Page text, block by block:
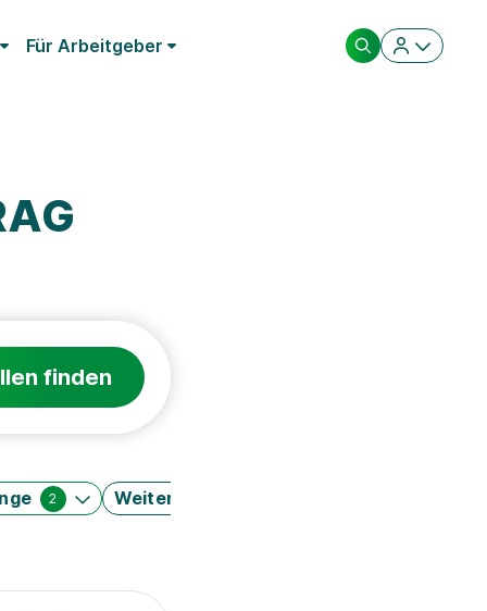
Für Arbeitgeber
finden
2 Weitere Filter